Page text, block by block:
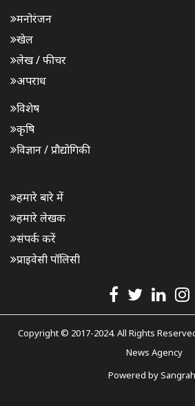
मनोरंजन
खेल
लेख / फीचर
अपराध
विशेष
कृषि
विज्ञान / प्रौद्योगिकी
हमारे बारे में
हमारे लेखक
संपर्क करें
प्राइवेसी पॉलिसी
Copyright © 2017-2024. All Rights
News Agency
Powered by